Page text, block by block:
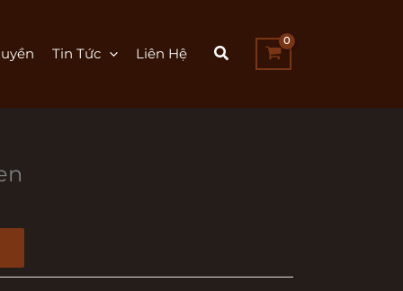
Tin Tức Liên Hệ